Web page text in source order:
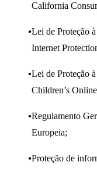
California
Lei de Proteção
Internet
Lei de Proteção
Children’s
Regulamento
Europeia;
Proteção de